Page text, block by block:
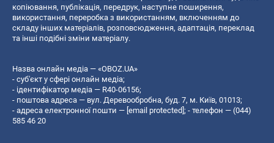
копiювання, публiкацiя, передрук, наступне поширення,
використання, переробка з використанням, включенням до
складу інших матеріалів, розповсюдження, адаптація, переклад
та інші подібні зміни матеріалу.
Назва онлайн медіа — «OBOZ.UA»
- суб'єкт у сфері онлайн медіа;
- ідентифікатор медіа — R40-06156;
- поштова адреса — вул. Деревообробна, буд. 7, м. Київ, 01013;
- адреса електронної пошти — [email protected]; - телефон — (044)
585 46 20